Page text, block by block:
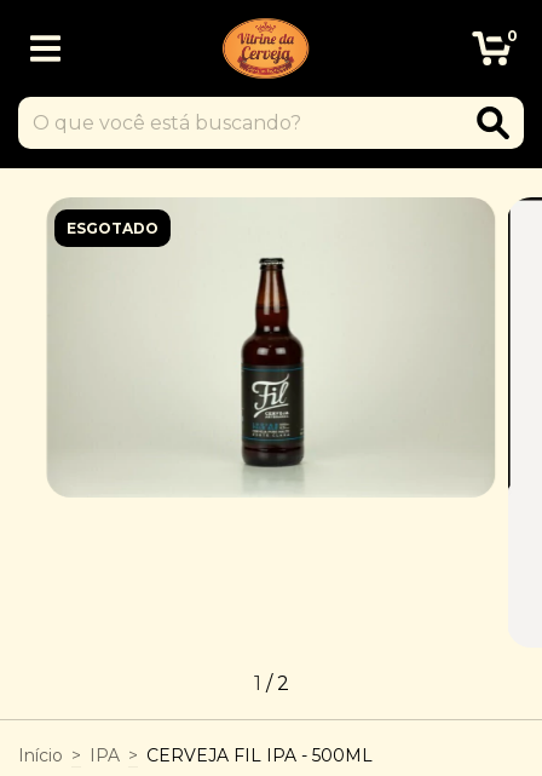
0
ESGOTADO
1 /2
Início > IPA > CERVEJA FIL IPA - 500ML